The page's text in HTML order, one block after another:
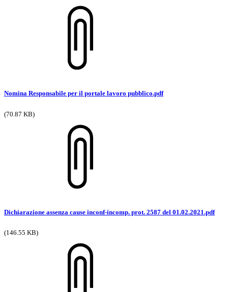
Nomina Responsabile per il portale lavoro pubblico.pdf
(70.87 KB)
Dichiarazione assenza cause inconf-incomp. prot. 2587 del 01.02.2021.pdf
(146.55 KB)